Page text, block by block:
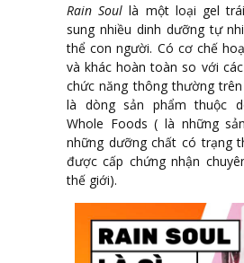
Rain Soul là một loại gel
sung nhiều dinh dưỡng tự
thể con người. Có cơ chế
và khác hoàn toàn so với
chức năng thông thường
là dòng sản phẩm thuộc
Whole Foods ( là những
những dưỡng chất có trạng
được cấp chứng nhận
thế giới).